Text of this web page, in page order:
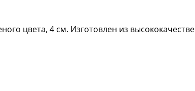
цвета, 4 см. Изготовлен из